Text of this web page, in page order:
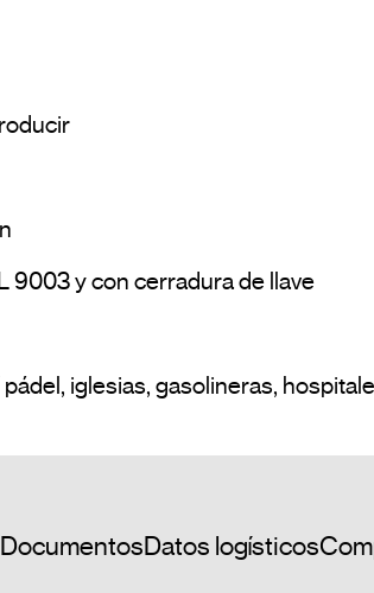
DocumentosDatos logísticos